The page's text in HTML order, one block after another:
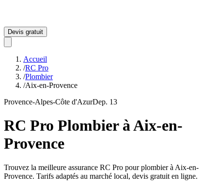
Devis gratuit
Accueil
/RC Pro
/Plombier
/Aix-en-Provence
Provence-Alpes-Côte d'AzurDep. 13
RC Pro PlombieràAix-en-
Provence
Trouvez la meilleure assurance RC Pro pourplombierà Aix-en-
Provence. Tarifs adaptés au marché local, devis gratuit en ligne.